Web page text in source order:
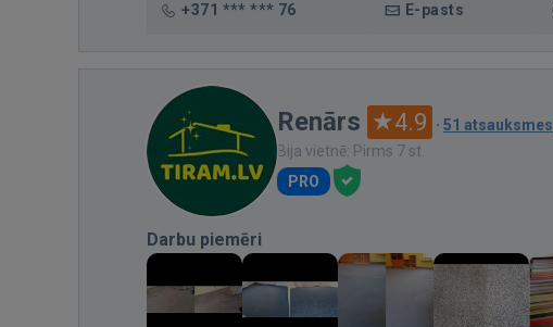
+371 *** *** 76 E-pasts
Renārs 4.9 · 51 atsauksmes
Bija vietnē: Pirms 7 st.
PRO
Darbu piemēri